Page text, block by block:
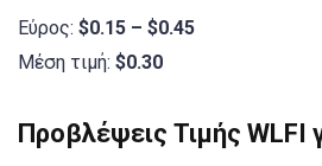
Εύρος: $0.15 – $0.45
Μέση τιμή: $0.30
Προβλέψεις Τιμής WLFI